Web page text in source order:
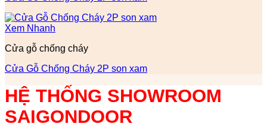
Xem Nhanh
Cửa gỗ chống cháy
Cửa Gỗ Chống Cháy 2P son xam
HỆ THỐNG SHOWROOM
SAIGONDOOR